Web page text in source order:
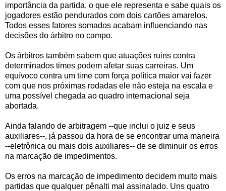
importância da partida, o que ele representa e sabe quais os
jogadores estão pendurados com dois cartões amarelos.
Todos esses fatores somados acabam influenciando nas
decisões do árbitro no campo.
Os árbitros também sabem que atuações ruins contra
determinados times podem afetar suas carreiras. Um
equívoco contra um time com força política maior vai fazer
com que nos próximas rodadas ele não esteja na escala e
uma possível chegada ao quadro internacional seja
abortada.
Ainda falando de arbitragem --que inclui o juiz e seus
auxiliares--, já passou da hora de se encontrar uma maneira
--eletrônica ou mais dois auxiliares-- de se diminuir os erros
na marcação de impedimentos.
Os erros na marcação de impedimento decidem muito mais
partidas que qualquer pênalti mal assinalado. Uns quatro